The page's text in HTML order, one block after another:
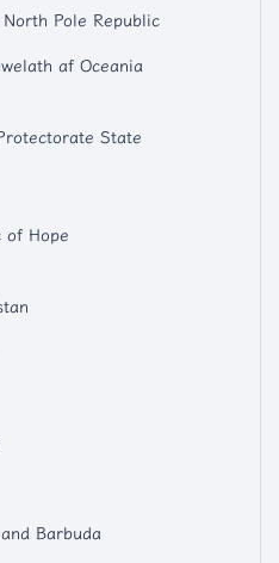
Pole Republic
af Oceania
State
of Hope
Barbuda